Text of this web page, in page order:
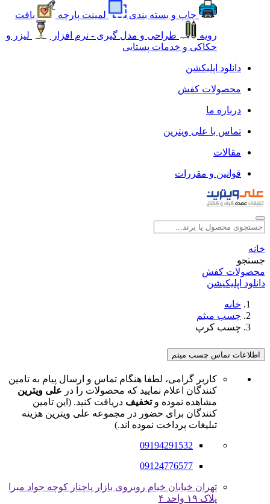
چاپ و بسته بندی
لمینت پارچه
بافت
رویه
طراحی و مدل گیری - نرم افزار
لیزر و
حکاکی و خدمات پستایی
دانلود اپلیکشن
محصولات کفش
درباره ما
تماس با علی ویترین
مقالات
قوانین و مقررات
خانه
جستجو
محصولات کفش
دانلود اپلیکیشن
خانه
چسب میثم
چسب کرپ
اطلاعات تماس چسب میثم
کاربر گرامی، لطفا هنگام تماس و ارسال پیام به تامین
کنندگان اعلام نمایید که محصولات را در علی ویترین
مشاهده نموده وتخفیف دریافت کنید. (این تامین
کنندگان برای حضور در مجموعه علی ویترین هزینه
تبلیغات پرداخت نموده اند.)
09194291532
09124776577
تهران خیابان خیام روبروی بازار پاچنار کوچه جواد مبرا
پلاک ۱۹ واحد ۴